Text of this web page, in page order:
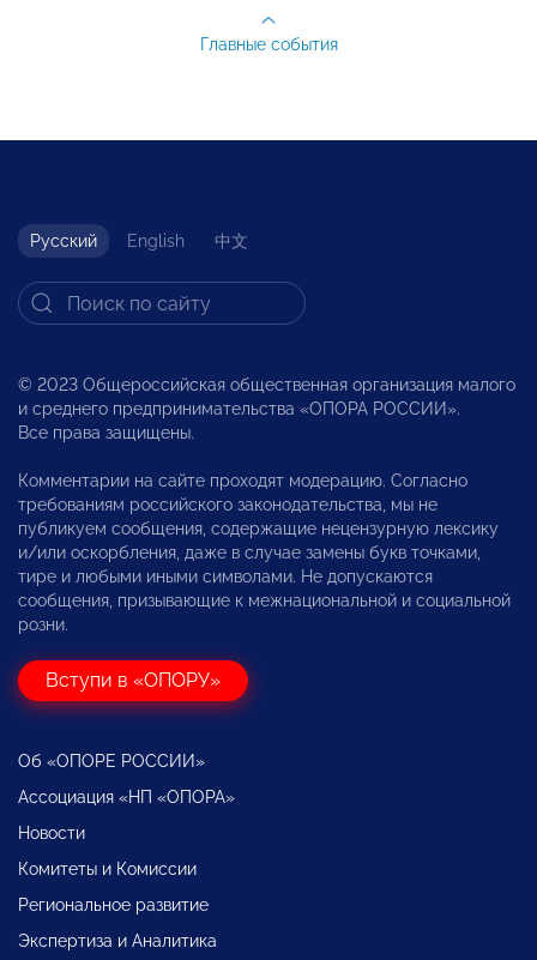
Главные события
Русский English 中文
© 2023 Общероссийская общественная организация малого
и среднего предпринимательства «ОПОРА РОССИИ».
Все права защищены.
Комментарии на сайте проходят модерацию. Согласно
требованиям российского законодательства, мы не
публикуем сообщения, содержащие нецензурную лексику
и/или оскорбления, даже в случае замены букв точками,
тире и любыми иными символами. Не допускаются
сообщения, призывающие к межнациональной и социальной
розни.
Вступи в «ОПОРУ»
Об «ОПОРЕ РОССИИ»
Ассоциация «НП «ОПОРА»
Новости
Комитеты и Комиссии
Региональное развитие
Экспертиза и Аналитика